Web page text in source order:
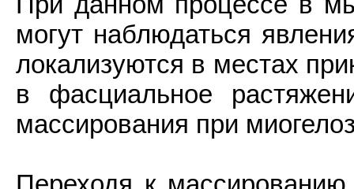
могут наблюдаться
локализуются в местах
в фасциальное
массирования при